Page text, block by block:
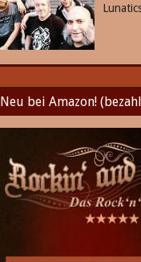
Neu bei Amazon!